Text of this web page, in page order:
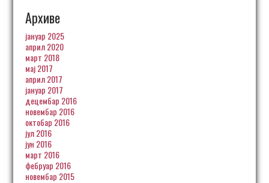
Архиве
јануар 2025
април 2020
март 2018
мај 2017
април 2017
јануар 2017
децембар 2016
новембар 2016
октобар 2016
јул 2016
јун 2016
март 2016
фебруар 2016
новембар 2015